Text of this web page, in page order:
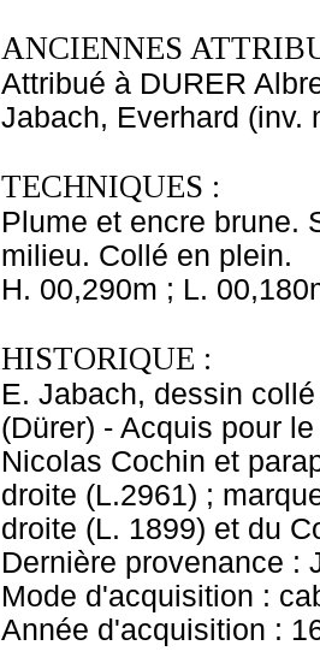
ANCIENNES
Attribué à DURER
Jabach, Everhard (inv.
TECHNIQUES :
Plume et encre brune.
milieu. Collé en plein.
H. 00,290m ; L.
HISTORIQUE :
E. Jabach, dessin
(Dürer) - Acquis pour
Nicolas Cochin et
droite (L.2961) ;
droite (L. 1899) et du
Dernière provenance :
Mode d'acquisition :
Année d'acquisition :